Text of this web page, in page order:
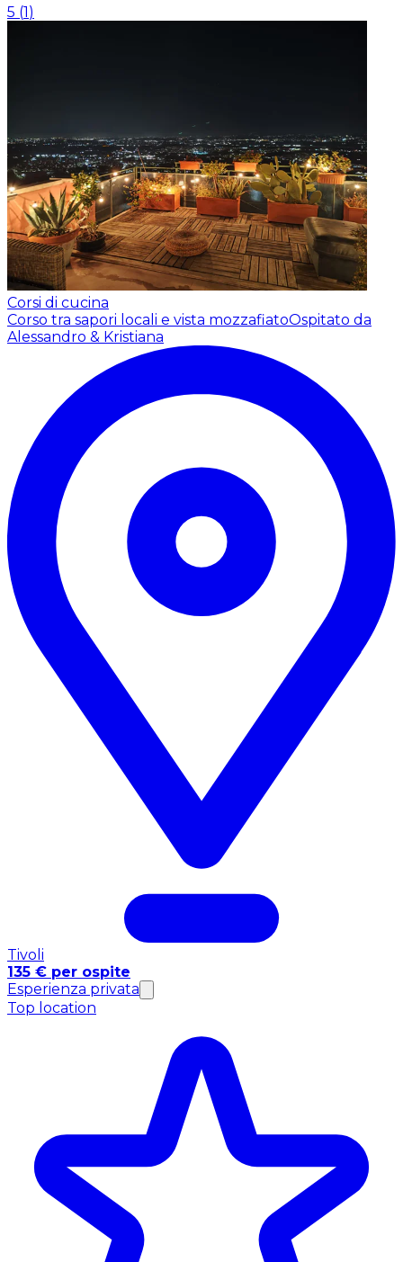
5 (1)
Corsi di cucina
Corso tra sapori locali e vista mozzafiatoOspitato da
Alessandro & Kristiana
Tivoli
135 € per ospite
Esperienza privata
Top location